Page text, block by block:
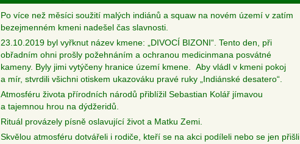
Po více než měsíci soužití malých indiánů a squaw na novém území v zatím
bezejmenném kmeni nadešel čas slavnosti.
23.10.2019 byl vyřknut název kmene: „DIVOCÍ BIZONI“. Tento den, při
obřadním ohni prošly požehnáním a ochranou medicinmana posvátné
kameny. Byly jimi vytýčeny hranice území kmene. Aby vládl v kmeni pokoj
a mír, stvrdili všichni otiskem ukazováku pravé ruky „Indiánské desatero“.
Atmosféru života přírodních národů přiblížil Sebastian Kolář jímavou
a tajemnou hrou na dýdžeridů.
Rituál provázely písně oslavující život a Matku Zemi.
Skvělou atmosféru dotvářeli i rodiče, kteří se na akci podíleli nebo se jen přišli